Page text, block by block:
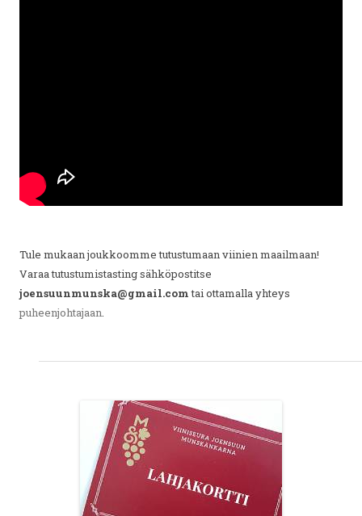
Tule mukaan joukkoomme tutustumaan viinien maailmaan!
Varaa tutustumistasting sähköpostitse
joensuunmunska@gmail.comtai ottamalla yhteys
puheenjohtajaan.